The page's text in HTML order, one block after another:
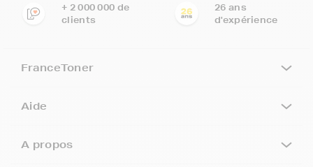
+ 2 000 000 de
clients
26 ans
d'expérience
FranceToner
Aide
A propos